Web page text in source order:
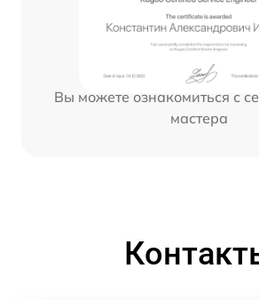
Вы можете ознакомиться с
мастера